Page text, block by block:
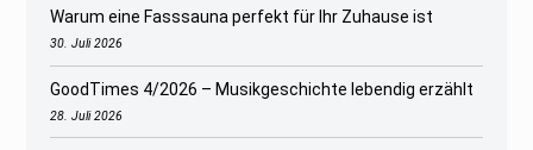
Warum eine Fasssauna perfekt für Ihr Zuhause ist
30. Juli 2026
GoodTimes 4/2026 – Musikgeschichte lebendig erzählt
28. Juli 2026